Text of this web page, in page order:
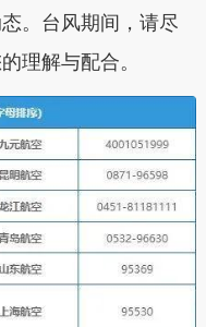
。台风期间，请尽
理解与配合。